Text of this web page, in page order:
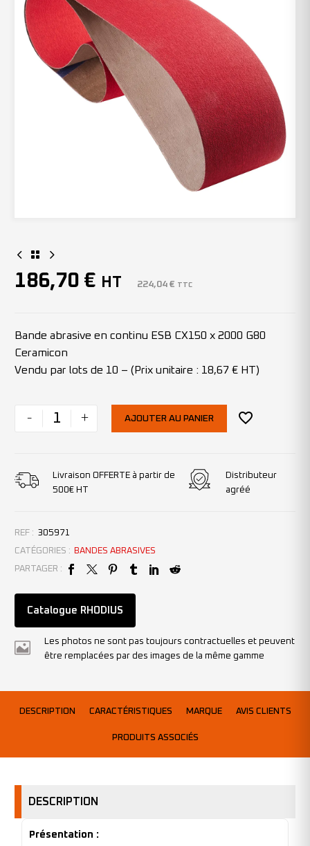
186,70 € HT 224,04 € TTC
Bande abrasive en continu ESB CX150 x 2000 G80
Ceramicon
Vendu par lots de 10 – (Prix unitaire : 18,67 € HT)
- + AJOUTER AU PANIER
Livraison OFFERTE à partir de
500€ HT
Distributeur
agréé
REF : 305971
CATÉGORIES :
BANDES ABRASIVES
PARTAGER :
Catalogue RHODIUS
Les photos ne sont pas toujours contractuelles et peuvent
être remplacées par des images de la même gamme
DESCRIPTION CARACTÉRISTIQUES MARQUE AVIS CLIENTS
PRODUITS ASSOCIÉS
DESCRIPTION
Présentation :